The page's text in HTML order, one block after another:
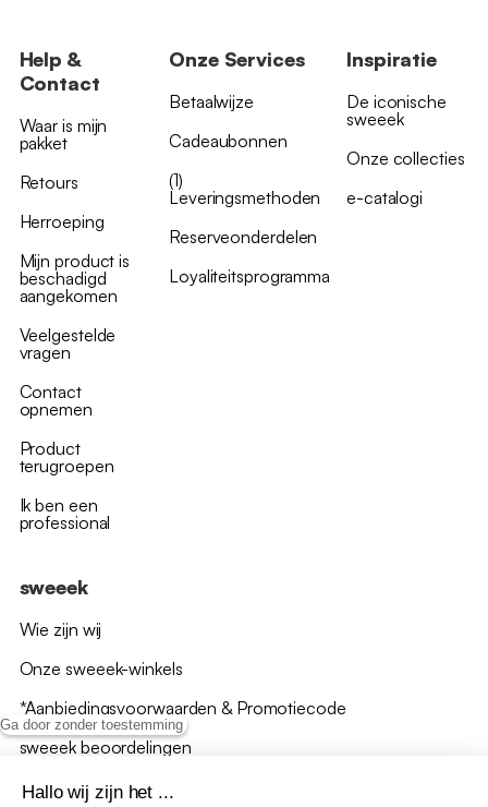
Ga door zonder toestemming
Hallo wij zijn het ...
Help &
Contact
Waar is mijn
pakket
Retours
Herroeping
Mijn product is
beschadigd
aangekomen
Veelgestelde
vragen
Contact
opnemen
Product
terugroepen
Ik ben een
professional
Onze Services
Betaalwijze
Cadeaubonnen
(1)
Leveringsmethoden
Reserveonderdelen
Loyaliteitsprogramma
Inspiratie
De iconische
sweeek
Onze collecties
e-catalogi
sweeek
Wie zijn wij
Onze sweeek-winkels
*Aanbiedingsvoorwaarden & Promotiecode
sweeek beoordelingen